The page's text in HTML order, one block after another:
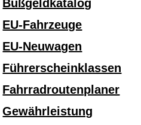
Bußgeldkatalog
EU-Fahrzeuge
EU-Neuwagen
Führerscheinklassen
Fahrradroutenplaner
Gewährleistung